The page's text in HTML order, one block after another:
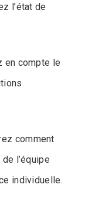
l’état de
en compte le
comment
l’équipe
individuelle.